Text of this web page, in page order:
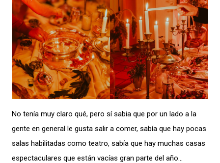
No tenía muy claro qué, pero sí sabia que por un lado a la
gente en general le gusta salir a comer, sabía que hay pocas
salas habilitadas como teatro, sabía que hay muchas casas
espectaculares que están vacías gran parte del año…